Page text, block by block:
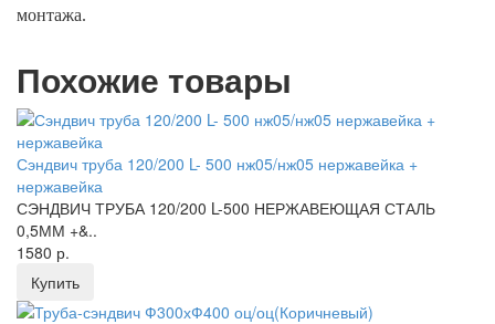
монтажа.
Похожие товары
Сэндвич труба 120/200 L- 500 нж05/нж05 нержавейка +
нержавейка
СЭНДВИЧ ТРУБА 120/200 L-500 НЕРЖАВЕЮЩАЯ СТАЛЬ
0,5ММ +&..
1580 р.
Купить